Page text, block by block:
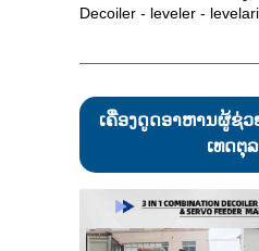
Decoiler - leveler -
ເຄື່ອງດູດອາຫານຜູ້ຊ່ວ
ເທດຕຸ